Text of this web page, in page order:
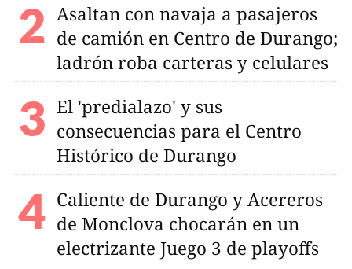
Asaltan con navaja a pasajeros
de camión en Centro de Durango;
ladrón roba carteras y celulares
El 'predialazo' y sus
consecuencias para el Centro
Histórico de Durango
Caliente de Durango y Acereros
de Monclova chocarán en un
electrizante Juego 3 de playoffs